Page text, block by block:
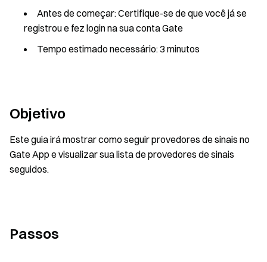
Antes de começar: Certifique-se de que você já se
registrou e fez login na sua conta Gate
Tempo estimado necessário: 3 minutos
Objetivo
Este guia irá mostrar como seguir provedores de sinais no
Gate App e visualizar sua lista de provedores de sinais
seguidos.
Passos